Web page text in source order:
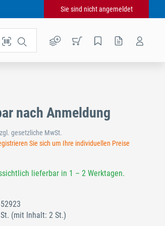
Sie sind nicht angemeldet
nach Anmeldung
gesetzliche MwSt.
Sie sich um Ihre individuellen Preise
lieferbar in 1 – 2 Werktagen.
(mit Inhalt: 2 St.)